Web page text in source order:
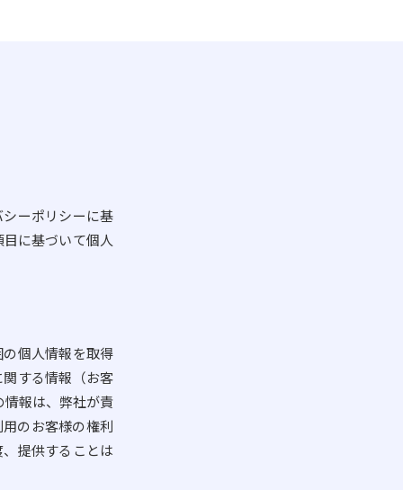
ーポリシーに基
に基づいて個人
個人情報を取得
する情報（お客
報は、弊社が責
のお客様の権利
提供することは